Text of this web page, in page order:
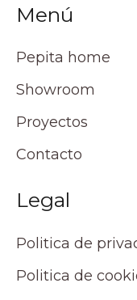
Menú
Pepita home
Showroom
Proyectos
Contacto
Legal
Politica de
Politica de